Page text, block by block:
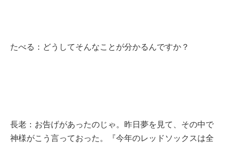
たべる：どうしてそんなことが分かるんですか？
長老：お告げがあったのじゃ。昨日夢を見て、その中で
神様がこう言っておった。『今年のレッドソックスは全